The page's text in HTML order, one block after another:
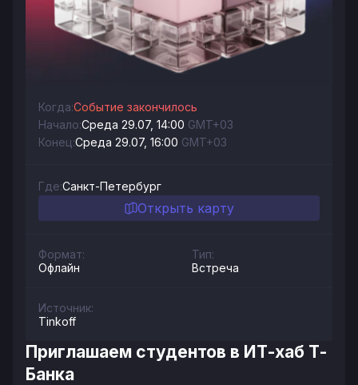
Когда:Событие закончилось
Начало:Среда 29.07, 14:00 GMT+03
Конец:Среда 29.07, 16:00 GMT+03
Где:Санкт-Петербург
Открыть карту
Формат:
Офлайн
Тип:
Встреча
Источник:
Tinkoff
Приглашаем студентов в ИТ-хаб Т-
Банка